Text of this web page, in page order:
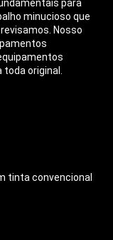
para
minucioso que
Nosso
toda original.
tinta convencional